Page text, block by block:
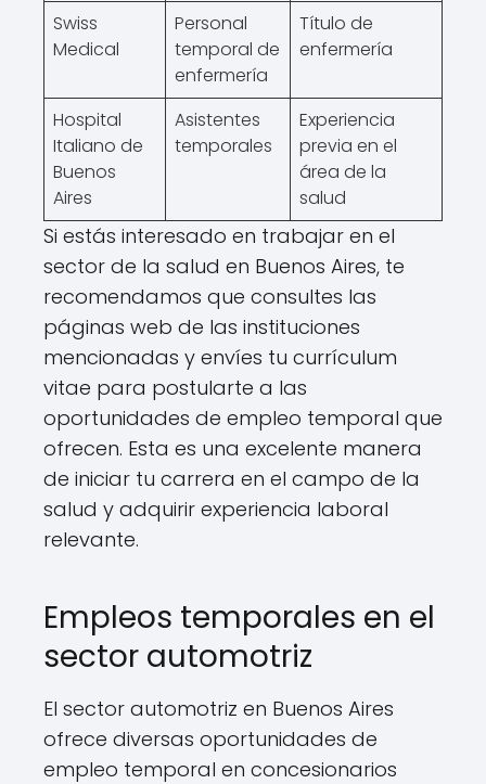
Swiss
Medical
Personal
temporal de
enfermería
Título de
enfermería
Hospital
Italiano de
Buenos
Aires
Asistentes
temporales
Experiencia
previa en el
área de la
salud
Si estás interesado en trabajar en el
sector de la salud en Buenos Aires, te
recomendamos que consultes las
páginas web de las instituciones
mencionadas y envíes tu currículum
vitae para postularte a las
oportunidades de empleo temporal que
ofrecen. Esta es una excelente manera
de iniciar tu carrera en el campo de la
salud y adquirir experiencia laboral
relevante.
Empleos temporales en el
sector automotriz
El sector automotriz en Buenos Aires
ofrece diversas oportunidades de
empleo temporal en concesionarios